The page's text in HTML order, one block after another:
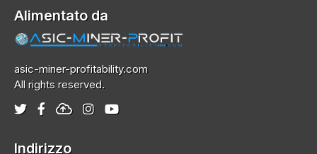
Alimentato da
asic-miner-profitability.com
All rights reserved.
Indirizzo